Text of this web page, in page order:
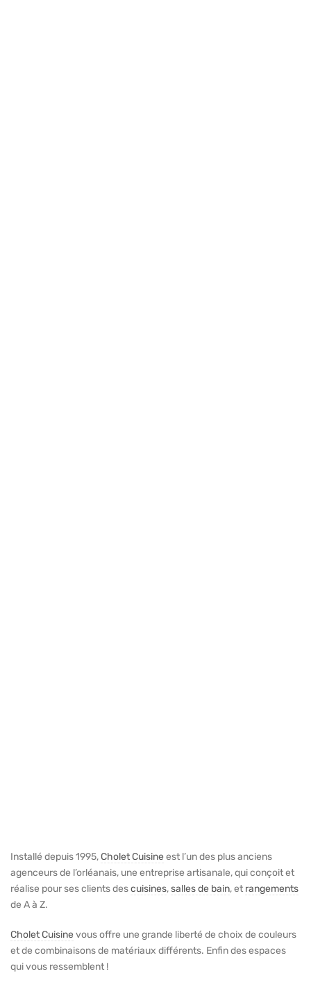
Installé depuis 1995,Cholet Cuisine est l’un des plus anciens
agenceurs de l’orléanais, une entreprise artisanale, qui conçoit et
réalise pour ses clients descuisines,salles de bain, et rangements
de A à Z.
Cholet Cuisine vous offre une grande liberté de choix de couleurs
et de combinaisons de matériaux différents. Enfin des espaces
qui vous ressemblent !